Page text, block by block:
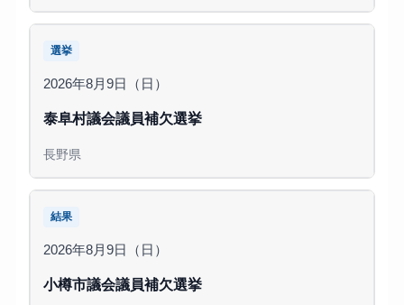
選挙
2026年8月9日（日）
泰阜村議会議員補欠選挙
長野県
結果
2026年8月9日（日）
小樽市議会議員補欠選挙